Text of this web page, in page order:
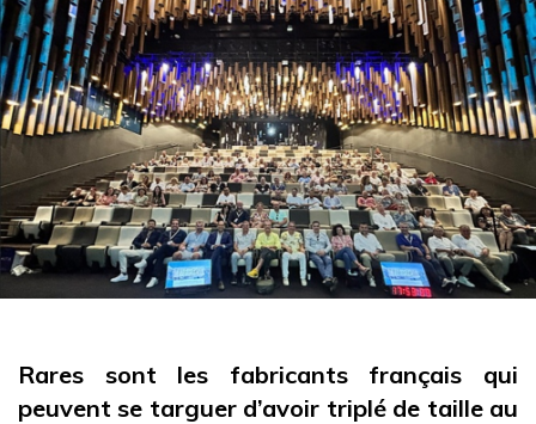
Rares sont les fabricants français qui
peuvent se targuer d’avoir triplé de taille au